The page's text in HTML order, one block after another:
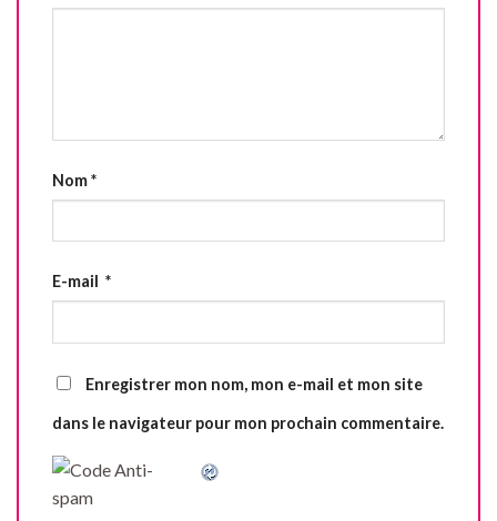
Nom*
E-mail *
Enregistrer mon nom, mon e-mail et mon site
dans le navigateur pour mon prochain commentaire.